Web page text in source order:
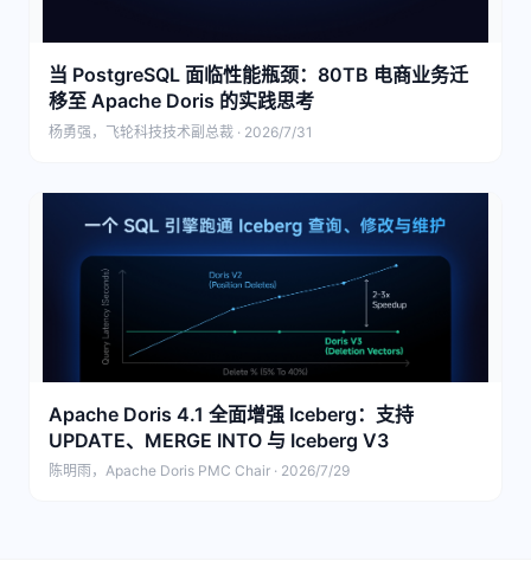
当 PostgreSQL 面临性能瓶颈：80TB 电商业务迁
移至 Apache Doris 的实践思考
杨勇强，飞轮科技技术副总裁 · 2026/7/31
Apache Doris 4.1 全面增强 Iceberg：支持
UPDATE、MERGE INTO 与 Iceberg V3
陈明雨，Apache Doris PMC Chair · 2026/7/29